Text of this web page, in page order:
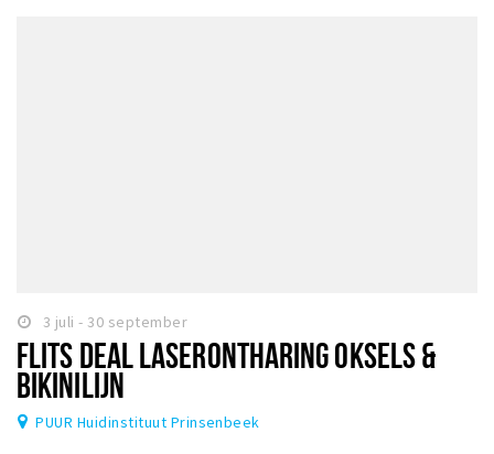
3 juli - 30 september
FLITS DEAL LASERONTHARING OKSELS &
BIKINILIJN
PUUR Huidinstituut Prinsenbeek